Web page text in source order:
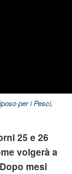
per i Pesci,
25 e 26
volgerà a
mesi